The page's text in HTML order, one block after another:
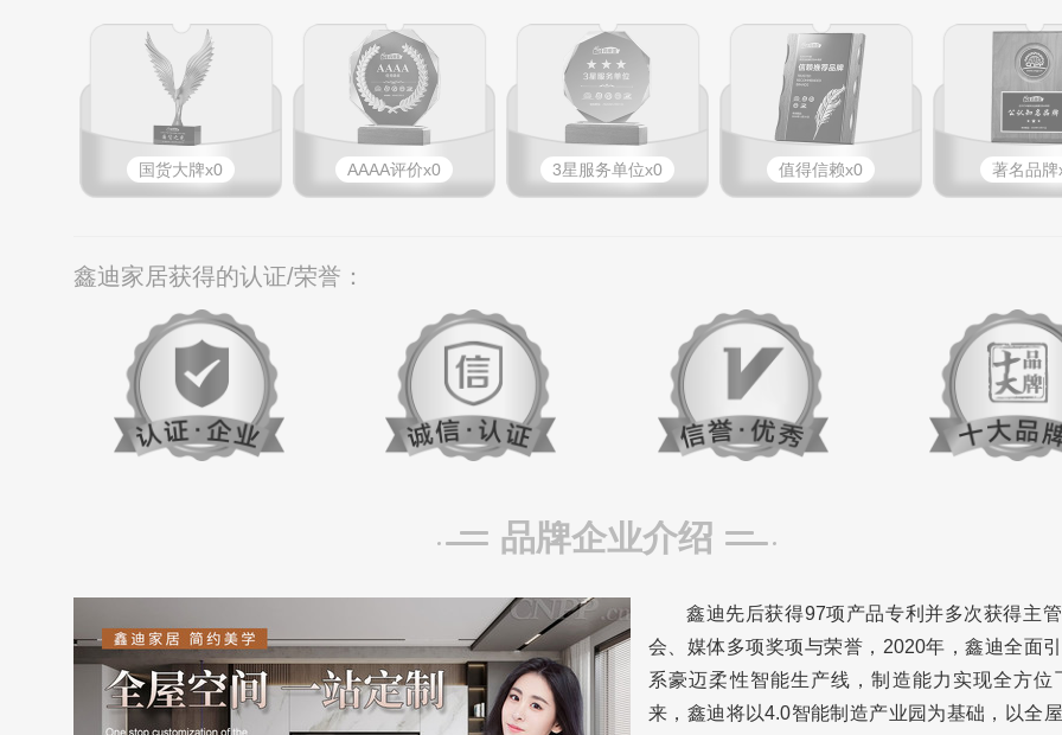
国货大牌x0 AAAA评价x0 3星服务单位x0 值得信赖x0 著名品牌
鑫迪家居获得的认证/荣誉：
品牌企业介绍
鑫迪先后获得97项产品专利并多次获得主
会、媒体多项奖项与荣誉，2020年，鑫迪全面
系豪迈柔性智能生产线，制造能力实现全方位
来，鑫迪将以4.0智能制造产业园为基础，以全